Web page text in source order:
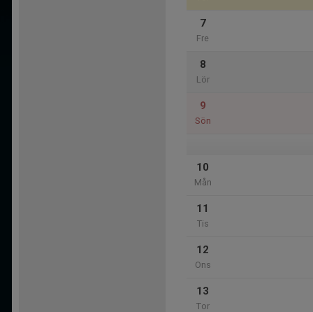
7
Fre
8
Lör
9
Sön
10
Mån
11
Tis
12
Ons
13
Tor